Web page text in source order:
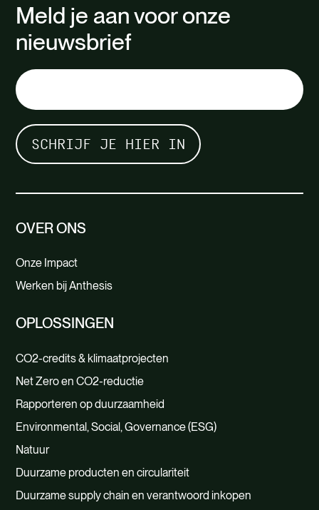
Meld je aan voor onze
nieuwsbrief
OVER ONS
Onze Impact
Werken bij Anthesis
OPLOSSINGEN
CO2-credits & klimaatprojecten
Net Zero en CO2-reductie
Rapporteren op duurzaamheid
Environmental, Social, Governance (ESG)
Natuur
Duurzame producten en circulariteit
Duurzame supply chain en verantwoord inkopen